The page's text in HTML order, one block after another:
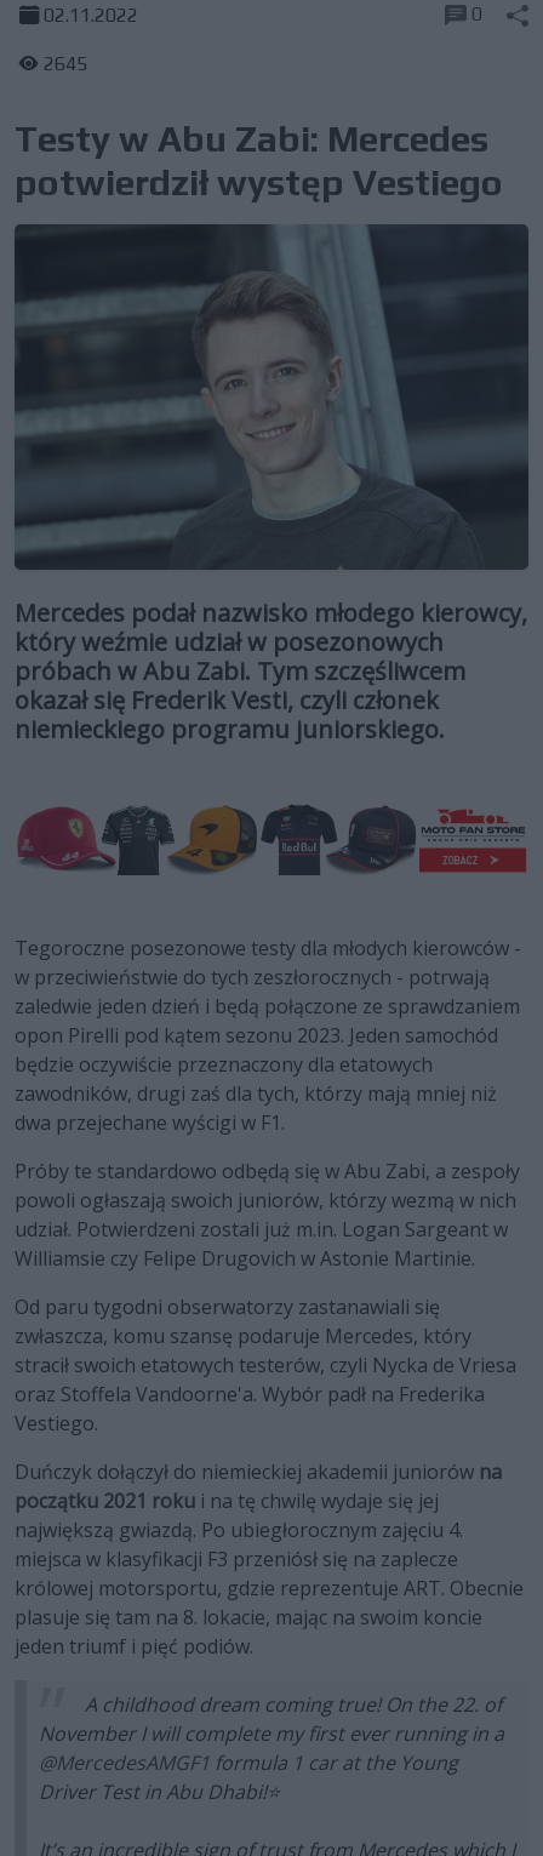
02.11.2022
2645
0
Testy w Abu Zabi: Mercedes
potwierdził występ Vestiego
Mercedes podał nazwisko młodego kierowcy,
który weźmie udział w posezonowych
próbach w Abu Zabi. Tym szczęśliwcem
okazał się Frederik Vesti, czyli członek
niemieckiego programu juniorskiego.
Tegoroczne posezonowe testy dla młodych kierowców -
w przeciwieństwie do tych zeszłorocznych - potrwają
zaledwie jeden dzień i będą połączone ze sprawdzaniem
opon Pirelli pod kątem sezonu 2023. Jeden samochód
będzie oczywiście przeznaczony dla etatowych
zawodników, drugi zaś dla tych, którzy mają mniej niż
dwa przejechane wyścigi w F1.
Próby te standardowo odbędą się w Abu Zabi, a zespoły
powoli ogłaszają swoich juniorów, którzy wezmą w nich
udział. Potwierdzeni zostali już m.in. Logan Sargeant w
Williamsie czy Felipe Drugovich w Astonie Martinie.
Od paru tygodni obserwatorzy zastanawiali się
zwłaszcza, komu szansę podaruje Mercedes, który
stracił swoich etatowych testerów, czyli Nycka de Vriesa
oraz Stoffela Vandoorne'a. Wybór padł na Frederika
Vestiego.
Duńczyk dołączył do niemieckiej akademii juniorów na
początku 2021 roku i na tę chwilę wydaje się jej
największą gwiazdą. Po ubiegłorocznym zajęciu 4.
miejsca w klasyfikacji F3 przeniósł się na zaplecze
królowej motorsportu, gdzie reprezentuje ART. Obecnie
plasuje się tam na 8. lokacie, mając na swoim koncie
jeden triumf i pięć podiów.
A childhood dream coming true! On the 22. of
November I will complete my first ever running in a
@MercedesAMGF1 formula 1 car at the Young
Driver Test in Abu Dhabi!⭐️
It’s an incredible sign of trust from Mercedes which I